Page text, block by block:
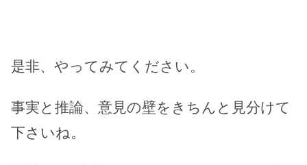
是非、やってみてください。
事実と推論、意見の壁をきちんと見分けて
下さいね。